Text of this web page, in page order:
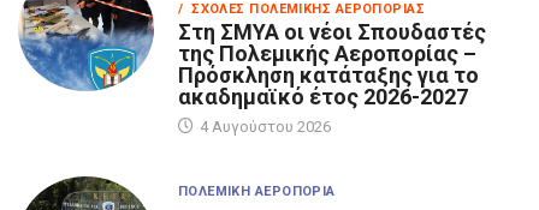
/ ΣΧΟΛΈΣ ΠΟΛΕΜΙΚΉΣ ΑΕΡΟΠΟΡΊΑΣ
Στη ΣΜΥΑ οι νέοι Σπουδαστές
της Πολεμικής Αεροπορίας –
Πρόσκληση κατάταξης για το
ακαδημαϊκό έτος 2026-2027
4 Αυγούστου 2026
ΠΟΛΕΜΙΚΉ ΑΕΡΟΠΟΡΊΑ